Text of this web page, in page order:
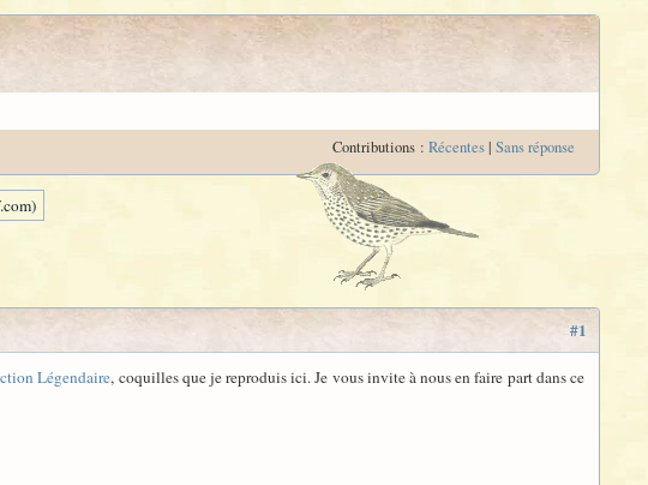
Contributions : Récentes| Sans réponse
#1
Légendaire, coquilles que je reproduis ici. Je vous invite à nous en faire part dans ce